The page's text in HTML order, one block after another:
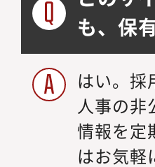
も、保
はい。採
人事の非
情報を定
はお気軽